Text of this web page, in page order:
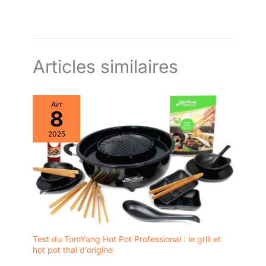
Articles similaires
Avr
8
2025
Test du TomYang Hot Pot Professional : le grill et
hot pot thaï d’origine